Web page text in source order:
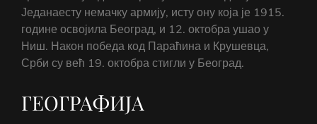
Једанаесту немачку армију, исту ону која је 1915.
године освојила Београд, и 12. октобра ушао у
Ниш. Након победа код Параћина и Крушевца,
Срби су већ 19. октобра стигли у Београд.
ГЕОГРАФИЈА